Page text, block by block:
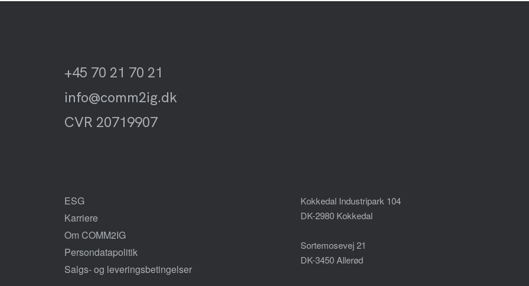
+45 70 21 70 21
info@comm2ig.dk
CVR 20719907
ESG
Karriere
Om COMM2IG
Persondatapolitik
Salgs- og leveringsbetingelser
Kokkedal Industripark 104
DK-2980 Kokkedal
Sortemosevej 21
DK-3450 Allerød